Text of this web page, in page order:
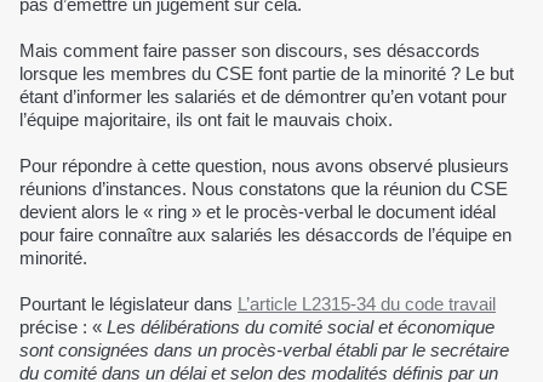
pas d’émettre un jugement sur cela.
Mais comment faire passer son discours, ses désaccords
lorsque les membres du CSE font partie de la minorité ? Le but
étant d’informer les salariés et de démontrer qu’en votant pour
l’équipe majoritaire, ils ont fait le mauvais choix.
Pour répondre à cette question, nous avons observé plusieurs
réunions d’instances. Nous constatons que la réunion du CSE
devient alors le « ring » et le procès-verbal le document idéal
pour faire connaître aux salariés les désaccords de l’équipe en
minorité.
Pourtant le législateur dans L’article L2315-34 du code travail
précise : « Les délibérations du comité social et économique
sont consignées dans un procès-verbal établi par le secrétaire
du comité dans un délai et selon des modalités définis par un